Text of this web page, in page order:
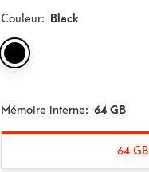
Couleur: Black
Mémoire interne: 64 GB
64 GB